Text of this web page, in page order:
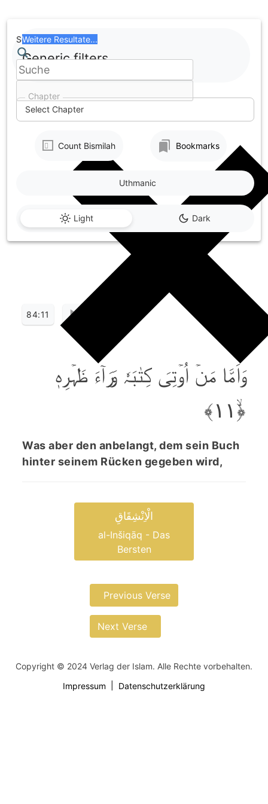
to
content
Chapter
Select Chapter
Search
Weitere Resultate...
Generic filters
Count Bismilah Bookmarks
Light Dark
Uthmanic
84:11
وَاَمَّا مَنۡ اُوۡتِیَ کِتٰبَہٗ وَرَآءَ ظَہۡرِہٖ
﴿ۙ۱۱﴾
Was aber den anbelangt, dem sein Buch
hinter seinem Rücken gegeben wird,
الْاِنْشِقَاقِ
al-Inšiqāq - Das
Bersten
Previous Verse
Next Verse
Copyright © 2024 Verlag der Islam. Alle Rechte vorbehalten.
Impressum
Datenschutzerklärung